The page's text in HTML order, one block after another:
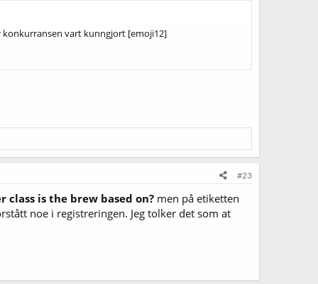
konkurransen vart kunngjort [emoji12]
#23
class is the brew based on? men på etiketten
noe i registreringen. Jeg tolker det som at